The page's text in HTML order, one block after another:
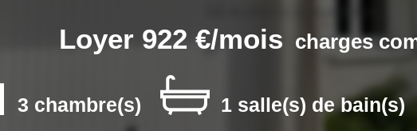
Loyer 922 €/mois charges
3 chambre(s) 1 salle(s) de bain(s)